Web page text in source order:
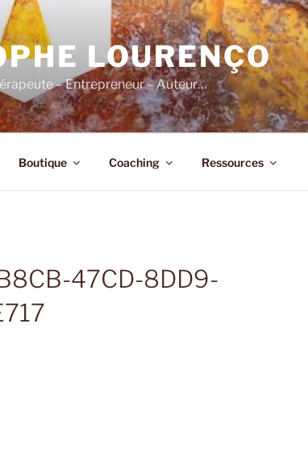
LOURENÇO
– Entrepreneur – Auteur…
Boutique Coaching Ressources
47CD-8DD9-